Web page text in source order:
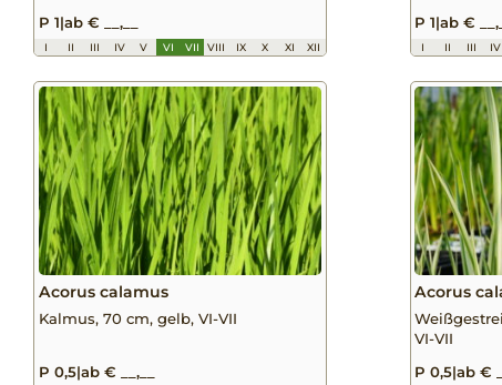
P 1|ab € __,__
I II III IV V VI VII VIII IX X XI XII
P 1|ab €
I II III IV
Acorus calamus
Kalmus, 70 cm, gelb, VI-VII
P 0,5|ab € __,__
Acorus
VI-VII
P 0,5|ab €